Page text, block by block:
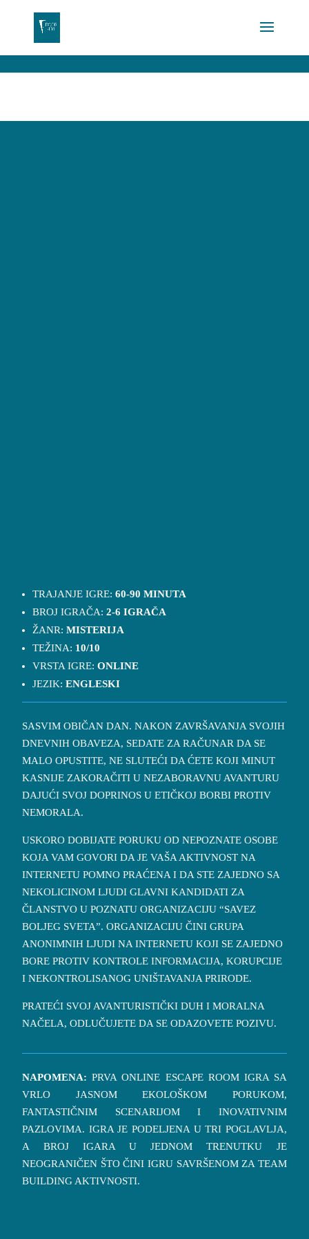
TRAJANJE IGRE:60-90 MINUTA
BROJ IGRAČA:2-6 IGRAČA
ŽANR:MISTERIJA
TEŽINA: 10/10
VRSTA IGRE:ONLINE
JEZIK:ENGLESKI
SASVIM OBIČAN DAN. NAKON ZAVRŠAVANJA SVOJIH
DNEVNIH OBAVEZA, SEDATE ZA RAČUNAR DA SE
MALO OPUSTITE, NE SLUTEĆI DA ĆETE KOJI MINUT
KASNIJE ZAKORAČITI U NEZABORAVNU AVANTURU
DAJUĆI SVOJ DOPRINOS U ETIČKOJ BORBI PROTIV
NEMORALA.
USKORO DOBIJATE PORUKU OD NEPOZNATE OSOBE
KOJA VAM GOVORI DA JE VAŠA AKTIVNOST NA
INTERNETU POMNO PRAĆENA I DA STE ZAJEDNO SA
NEKOLICINOM LJUDI GLAVNI KANDIDATI ZA
ČLANSTVO U POZNATU ORGANIZACIJU “SAVEZ
BOLJEG SVETA”. ORGANIZACIJU ČINI GRUPA
ANONIMNIH LJUDI NA INTERNETU KOJI SE ZAJEDNO
BORE PROTIV KONTROLE INFORMACIJA, KORUPCIJE
I NEKONTROLISANOG UNIŠTAVANJA PRIRODE.
PRATEĆI SVOJ AVANTURISTIČKI DUH I MORALNA
NAČELA, ODLUČUJETE DA SE ODAZOVETE POZIVU.
NAPOMENA: PRVA ONLINE ESCAPE ROOM IGRA SA
VRLO JASNOM EKOLOŠKOM PORUKOM,
FANTASTIČNIM SCENARIJOM I INOVATIVNIM
PAZLOVIMA. IGRA JE PODELJENA U TRI POGLAVLJA,
A BROJ IGARA U JEDNOM TRENUTKU JE
NEOGRANIČEN ŠTO ČINI IGRU SAVRŠENOM ZA TEAM
BUILDING AKTIVNOSTI.